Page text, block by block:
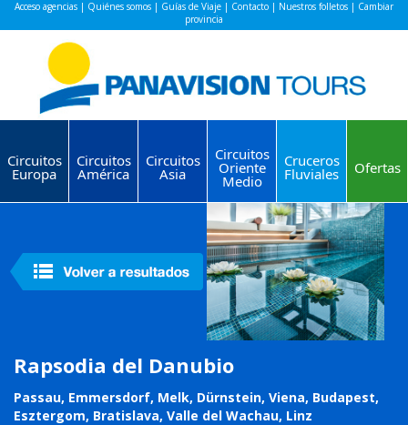
Acceso agencias | Quiénes somos | Guías de Viaje | Contacto | Nuestros folletos | Cambiar
provincia
Circuitos
Europa
Circuitos
América
Circuitos
Asia
Circuitos
Oriente
Medio
Cruceros
Fluviales Ofertas
Rapsodia del Danubio
Passau, Emmersdorf, Melk, Dürnstein, Viena, Budapest,
Esztergom, Bratislava, Valle del Wachau, Linz